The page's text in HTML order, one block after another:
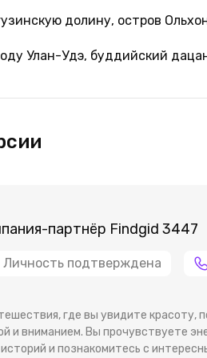
долину, остров
Улан-Удэ, буддийский
партнёр Findgid 3447
Личность подтверждена
где вы увидите
и вниманием. Вы прочувствуете
и познакомитесь с